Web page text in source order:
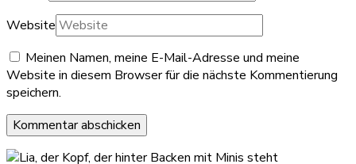
Website
Meinen Namen, meine E-Mail-Adresse und meine
Website in diesem Browser für die nächste Kommentierung
speichern.